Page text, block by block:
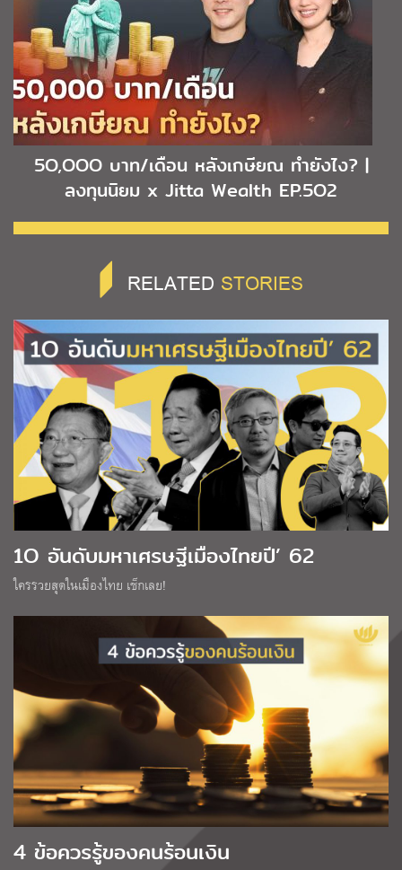
5O,OOO บาท/เดือน หลังเกษียณ ทำยังไง? |
ลงทุนนิยม x Jitta Wealth EP.5O2
RELATED STORIES
1O อันดับมหาเศรษฐีเมืองไทยปี’ 62
ใครรวยสุดในเมืองไทย เช็กเลย!
4 ข้อควรรู้ของคนร้อนเงิน